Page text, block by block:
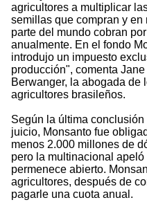
agricultores a multiplicar
semillas que compran y en
parte del mundo cobran
anualmente. En el fondo
introdujo un impuesto
producción", comenta Jane
Berwanger, la abogada de
agricultores brasileños.
Según la última conclusión
juicio, Monsanto fue
menos 2.000 millones de
pero la multinacional
permenece abierto.
agricultores, después de
pagarle una cuota anual.